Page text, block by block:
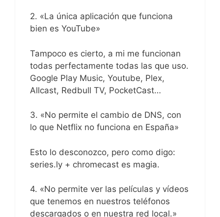
2. «La única aplicación que funciona
bien es YouTube»
Tampoco es cierto, a mi me funcionan
todas perfectamente todas las que uso.
Google Play Music, Youtube, Plex,
Allcast, Redbull TV, PocketCast…
3. «No permite el cambio de DNS, con
lo que Netflix no funciona en España»
Esto lo desconozco, pero como digo:
series.ly + chromecast es magia.
4. «No permite ver las películas y vídeos
que tenemos en nuestros teléfonos
descargados o en nuestra red local.»